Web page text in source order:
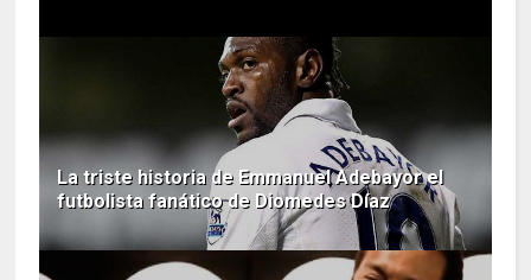
La triste historia de Emmanuel Adebayor el
futbolista fanático de Diomedes Díaz